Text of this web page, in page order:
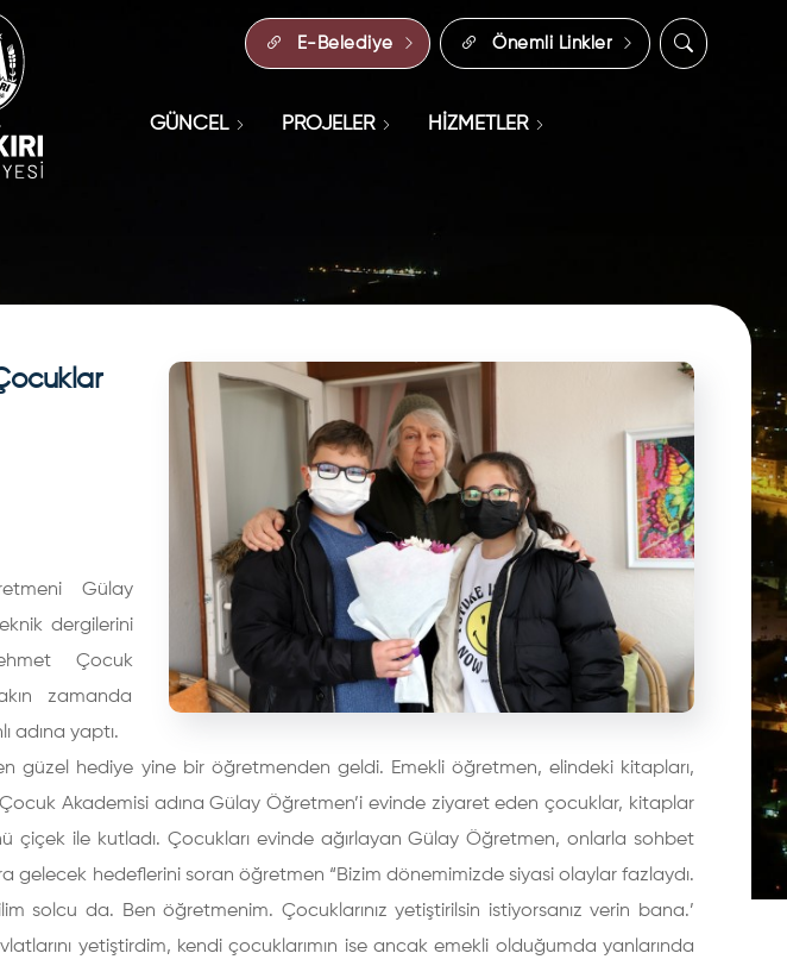
E-Belediye Önemli Linkler
GÜNCEL PROJELER HİZMETLER
Gülay
dergilerini
Çocuk
zamanda
adına yaptı.
güzel hediye yine bir öğretmenden geldi. Emekli öğretmen, elindeki kitapları,
Akademisi adına Gülay Öğretmen’i evinde ziyaret eden çocuklar, kitaplar
çiçek ile kutladı. Çocukları evinde ağırlayan Gülay Öğretmen, onlarla sohbet
gelecek hedeflerini soran öğretmen “Bizim dönemimizde siyasi olaylar fazlaydı.
solcu da. Ben öğretmenim. Çocuklarınız yetiştirilsin istiyorsanız verin bana.’
yetiştirdim, kendi çocuklarımın ise ancak emekli olduğumda yanlarında